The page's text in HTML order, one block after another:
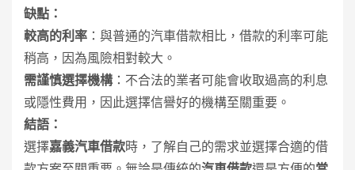
缺點：
較高的利率 ：與普通的汽車借款相比，借款的利率可能
稍高，因為風險相對較大。
需謹慎選擇機構：不合法的業者可能會收取過高的利息
或隱性費用，因此選擇信譽好的機構至關重要。
結語：
選擇嘉義汽車借款時，了解自己的需求並選擇合適的借